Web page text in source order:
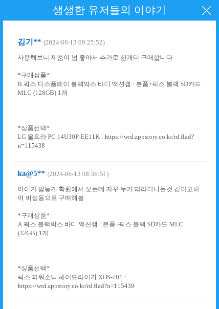
생생한 유저들의 이야기
김기** (2024-06-13 09:25:52)
사용해보니 제품이 넘 좋아서 추가로 한개더 구매합니다
*구매상품*
B.픽스 디스플레이 블랙박스 바디 액션캠 : 본품+픽스 블랙 SD카드
MLC (128GB) 1개
*상품선택*
LG 울트라 PC 14U30P-EE11K : https://wrd.appstory.co.kr/rd.flad?
n=115438
ka@5** (2024-06-13 08:36:51)
아이가 밤늦게 학원에서 오는데 자꾸 누가 따라다니는것 같다고하
여 비상용으로 구매해봄
*구매상품*
A.픽스 블랙박스 바디 액션캠 : 본품+픽스 블랙 SD카드 MLC
(32GB) 1개
*상품선택*
픽스 파워소닉 헤어드라이기 XHS-701 :
https://wrd.appstory.co.kr/rd.flad?n=115439